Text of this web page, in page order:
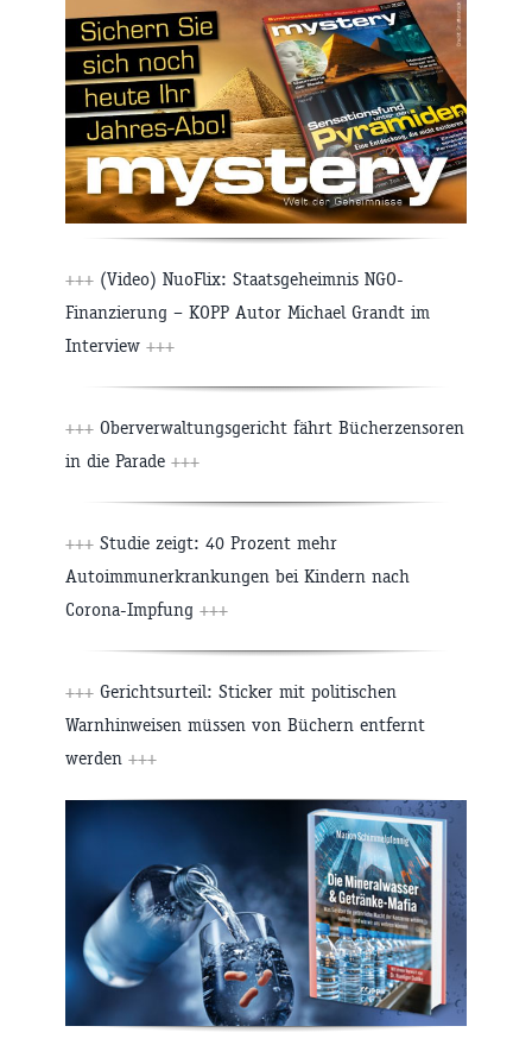
+++ (Video) NuoFlix: Staatsgeheimnis NGO-
Finanzierung – KOPP Autor Michael Grandt im
Interview +++
+++ Oberverwaltungsgericht fährt Bücherzensoren
in die Parade +++
+++ Studie zeigt: 40 Prozent mehr
Autoimmunerkrankungen bei Kindern nach
Corona-Impfung +++
+++ Gerichtsurteil: Sticker mit politischen
Warnhinweisen müssen von Büchern entfernt
werden +++